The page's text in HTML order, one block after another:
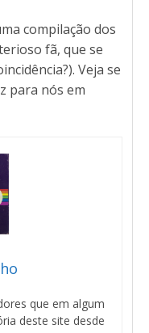
compilação dos
fã, que se
Veja se
para nós em
que em algum
deste site desde